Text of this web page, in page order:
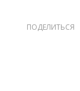
ПОДЕЛИТЬСЯ